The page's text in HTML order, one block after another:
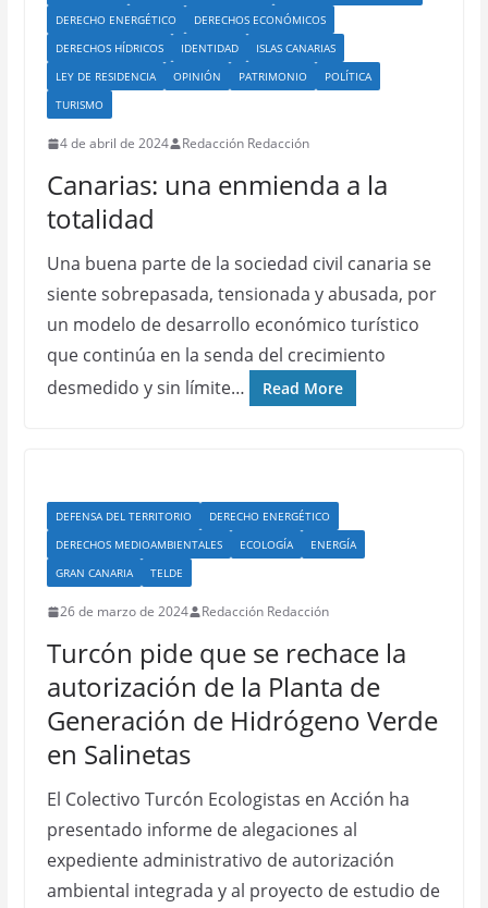
DERECHO ENERGÉTICO
DERECHOS ECONÓMICOS
DERECHOS HÍDRICOS
IDENTIDAD
ISLAS CANARIAS
LEY DE RESIDENCIA
OPINIÓN PATRIMONIO
POLÍTICA
TURISMO
4 de abril de 2024 Redacción Redacción
Canarias: una enmienda a la
totalidad
Una buena parte de la sociedad civil canaria se
siente sobrepasada, tensionada y abusada, por
un modelo de desarrollo económico turístico
que continúa en la senda del crecimiento
desmedido y sin límite…
Read More
DEFENSA DEL TERRITORIO
DERECHO ENERGÉTICO
DERECHOS MEDIOAMBIENTALES
ECOLOGÍA
ENERGÍA
GRAN CANARIA
TELDE
26 de marzo de 2024 Redacción Redacción
Turcón pide que se rechace la
autorización de la Planta de
Generación de Hidrógeno Verde
en Salinetas
El Colectivo Turcón Ecologistas en Acción ha
presentado informe de alegaciones al
expediente administrativo de autorización
ambiental integrada y al proyecto de estudio de